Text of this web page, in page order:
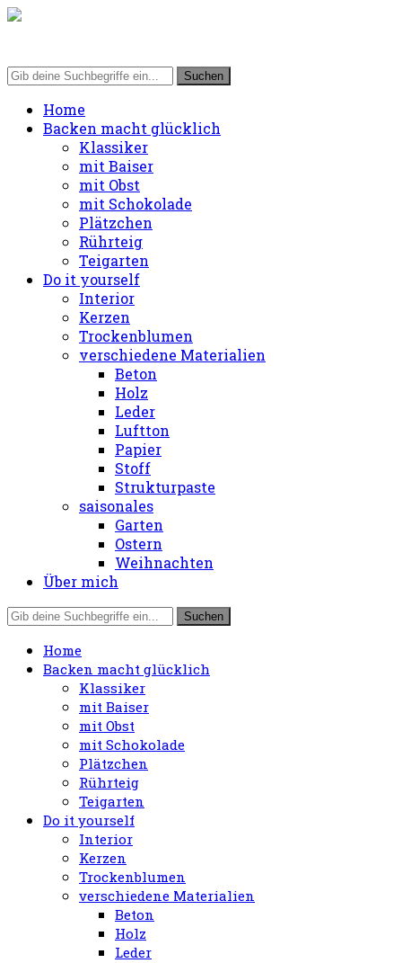
Home
Backen macht glücklich
Klassiker
mit Baiser
mit Obst
mit Schokolade
Plätzchen
Rührteig
Teigarten
Do it yourself
Interior
Kerzen
Trockenblumen
verschiedene Materialien
Beton
Holz
Leder
Luftton
Papier
Stoff
Strukturpaste
saisonales
Garten
Ostern
Weihnachten
Über mich
Home
Backen macht glücklich
Klassiker
mit Baiser
mit Obst
mit Schokolade
Plätzchen
Rührteig
Teigarten
Do it yourself
Interior
Kerzen
Trockenblumen
verschiedene Materialien
Beton
Holz
Leder